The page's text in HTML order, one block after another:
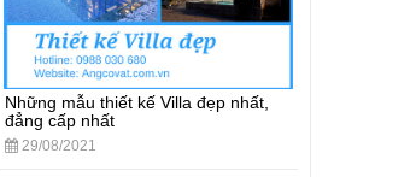
Những mẫu thiết kế Villa đẹp nhất,
đẳng cấp nhất
29/08/2021